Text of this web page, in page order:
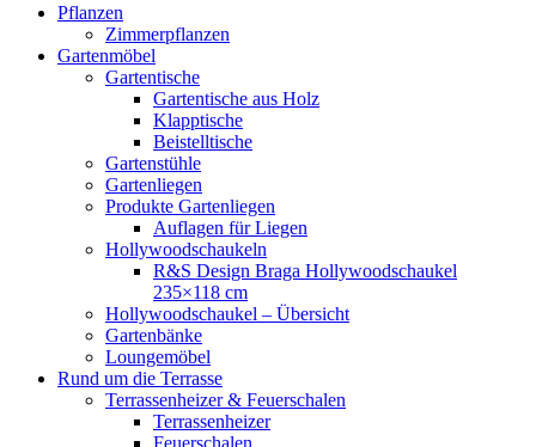
Pflanzen
Zimmerpflanzen
Gartenmöbel
Gartentische
Gartentische aus Holz
Klapptische
Beistelltische
Gartenstühle
Gartenliegen
Produkte Gartenliegen
Auflagen für Liegen
Hollywoodschaukeln
R&S Design Braga Hollywoodschaukel
235×118 cm
Hollywoodschaukel – Übersicht
Gartenbänke
Loungemöbel
Rund um die Terrasse
Terrassenheizer & Feuerschalen
Terrassenheizer
Feuerschalen